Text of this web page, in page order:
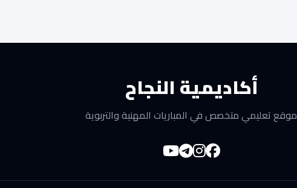
أكاديمية النجاح
موقع تعليمي متخصص في المباريات المهنية والتربوية